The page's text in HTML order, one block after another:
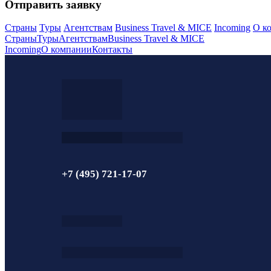
Отправить заявку
Страны Туры Агентствам Business Travel & MICE Incoming О
СтраныТурыАгентствамBusiness Travel & MICE
IncomingО компанииКонтакты
+7 (495) 721-17-07